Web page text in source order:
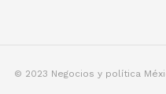
© 2023 Negocios y política